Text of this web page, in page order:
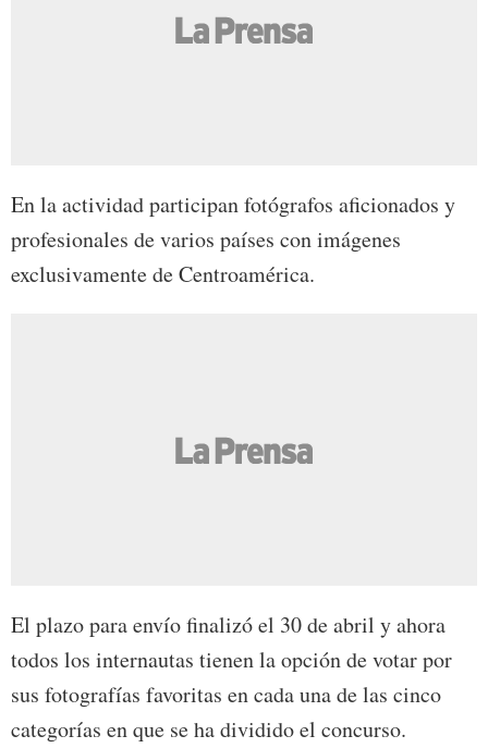
En la actividad participan fotógrafos aficionados y
profesionales de varios países con imágenes
exclusivamente de Centroamérica.
El plazo para envío finalizó el 30 de abril y ahora
todos los internautas tienen la opción de votar por
sus fotografías favoritas en cada una de las cinco
categorías en que se ha dividido el concurso.